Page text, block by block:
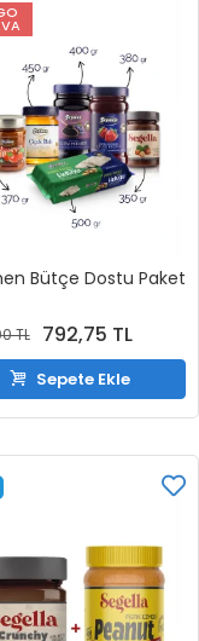
Bütçe Dostu Paket
TL 792,75 TL
Sepete Ekle